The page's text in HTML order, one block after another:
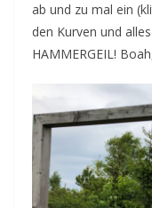
ab und zu mal ein
den Kurven und
HAMMERGEIL!